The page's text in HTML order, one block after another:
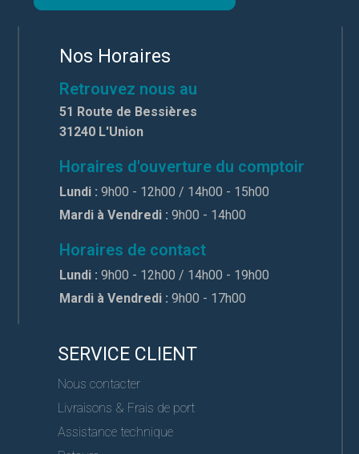
Nos Horaires
Retrouvez nous au
51 Route de Bessières
31240 L'Union
Horaires d'ouverture du comptoir
Lundi : 9h00 - 12h00 / 14h00 - 15h00
Mardi à Vendredi : 9h00 - 14h00
Horaires de contact
Lundi : 9h00 - 12h00 / 14h00 - 19h00
Mardi à Vendredi : 9h00 - 17h00
SERVICE CLIENT
Nous contacter
Livraisons & Frais de port
Assistance technique